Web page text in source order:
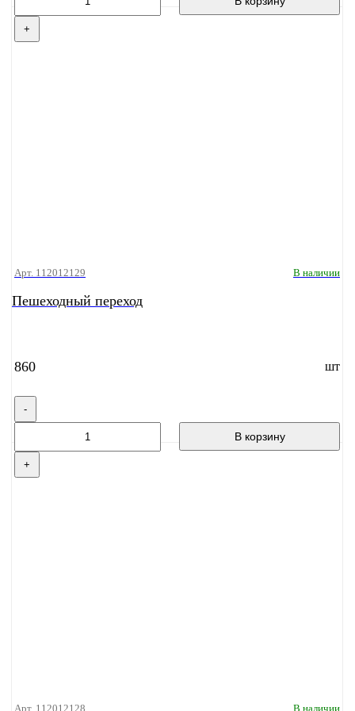
+
Арт. 112012129 В наличии
Пешеходный переход
860 шт
-
+
В корзину
Арт. 112012128 В наличии